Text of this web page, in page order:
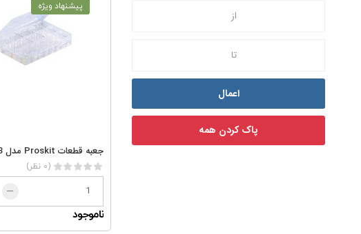
اعمال
پاک کردن همه
پیشنهاد ویژه
(0 نظر)
ناموجود